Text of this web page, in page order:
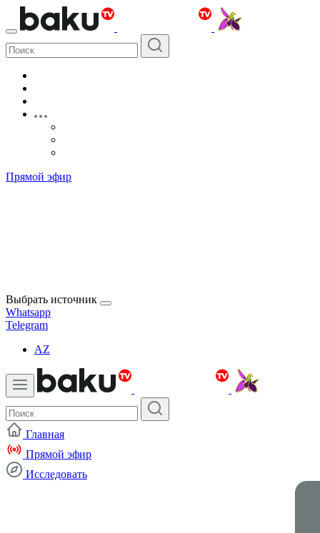
Прямой эфир
Выбрать источник
Whatsapp
Telegram
AZ
Главная
Прямой эфир
Исследовать